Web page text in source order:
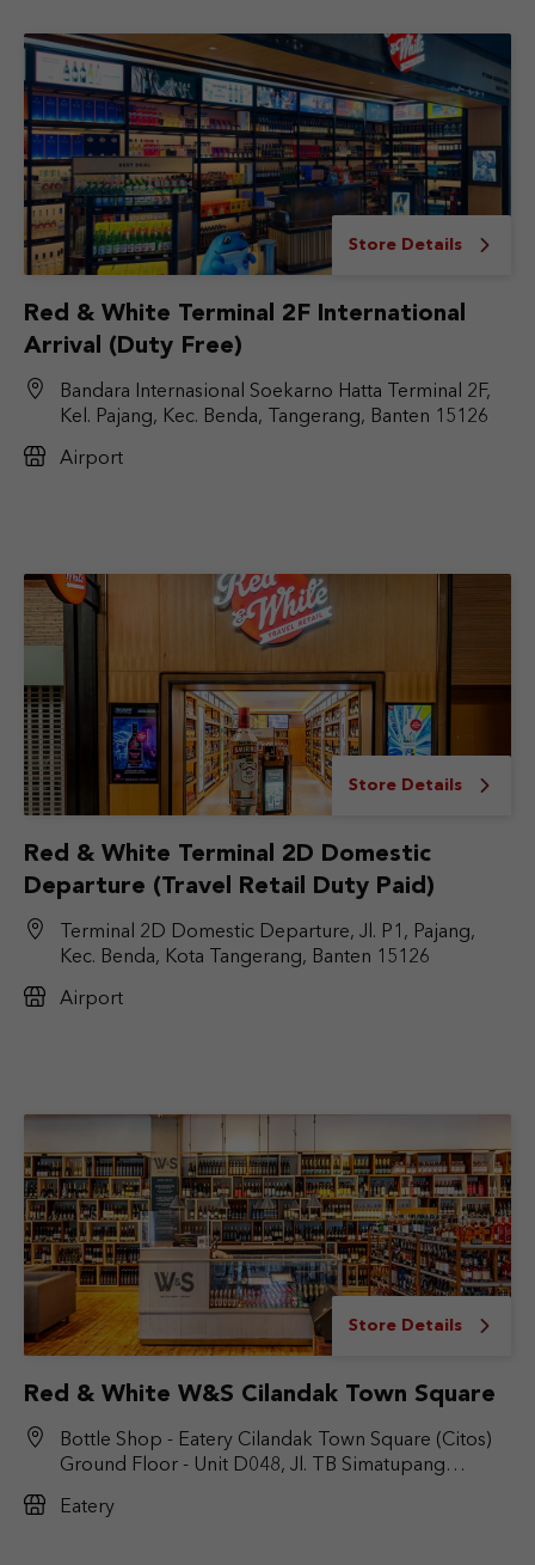
Store Details
Red & White Terminal 2F International
Arrival (Duty Free)
Bandara Internasional Soekarno Hatta Terminal 2F,
Kel. Pajang, Kec. Benda, Tangerang, Banten 15126
Airport
Store Details
Red & White Terminal 2D Domestic
Departure (Travel Retail Duty Paid)
Terminal 2D Domestic Departure, Jl. P1, Pajang,
Kec. Benda, Kota Tangerang, Banten 15126
Airport
Store Details
Red & White W&S Cilandak Town Square
Bottle Shop - Eatery Cilandak Town Square (Citos)
Ground Floor - Unit D048, Jl. TB Simatupang
Jakarta Selatan, DKI Jakarta 12430
Eatery